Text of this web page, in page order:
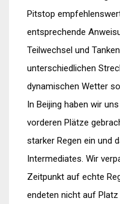
Pitstop
entsprechende
Teilwechsel und
unterschiedlichen
dynamischen Wetter
In Beijing haben wir
vorderen Plätze
starker Regen ein und
Intermediates. Wir
Zeitpunkt auf echte
endeten nicht auf